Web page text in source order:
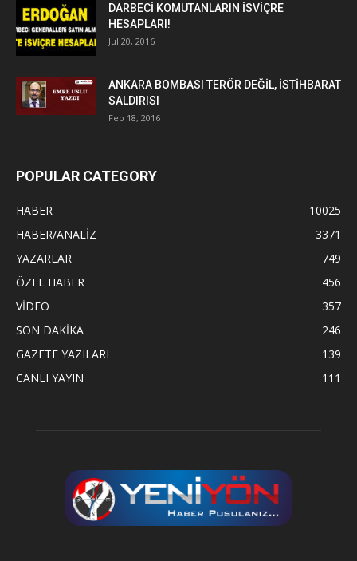
DARBECİ KOMUTANLARIN İSVİÇRE
HESAPLARI!
Jul 20, 2016
ANKARA BOMBASI TERÖR DEĞİL, İSTİHBARAT
SALDIRISI
Feb 18, 2016
POPULAR CATEGORY
HABER
10025
HABER/ANALİZ
3371
YAZARLAR
749
ÖZEL HABER
456
VİDEO
357
SON DAKİKA
246
GAZETE YAZILARI
139
CANLI YAYIN
111